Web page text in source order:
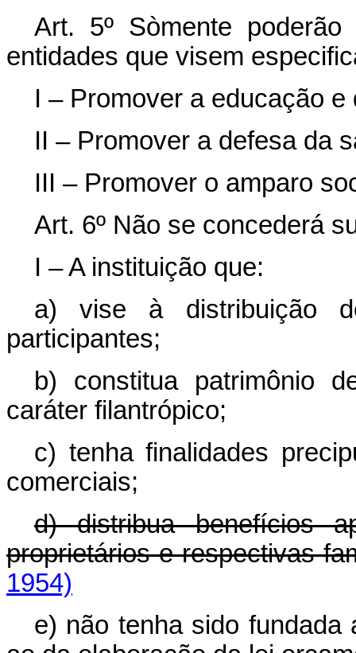
Art. 5º Sòmente
entidades que visem
I – Promover a educação
II – Promover a defesa da
III – Promover o amparo
Art. 6º Não se concederá
I – A instituição que:
a) vise à distribuição
participantes;
b) constitua patrimônio
caráter filantrópico;
c) tenha finalidades
comerciais;
d) distribua benefícios
proprietários e respectivas
1954)
e) não tenha sido fundada